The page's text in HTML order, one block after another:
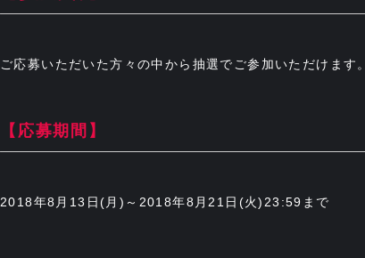
ご応募いただいた方々の中から抽選でご参加いただけます。
【応募期間】
2018年8月13日(月)～2018年8月21日(火)23:59まで